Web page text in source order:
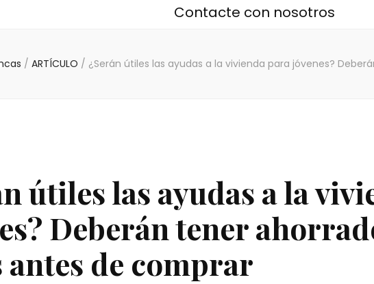
Contacte con nosotros
/ ARTÍCULO / ¿Serán útiles las ayudas a la vivienda para jóvenes?
útiles las ayudas a la
Deberán tener
antes de comprar